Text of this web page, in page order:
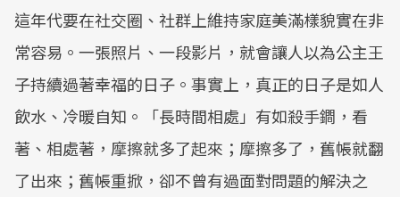
這年代要在社交圈、社群上維持家庭美滿樣貌實在非
常容易。一張照片、一段影片，就會讓人以為公主王
子持續過著幸福的日子。事實上，真正的日子是如人
飲水、冷暖自知。「長時間相處」有如殺手鐧，看
著、相處著，摩擦就多了起來；摩擦多了，舊帳就翻
了出來；舊帳重掀，卻不曾有過面對問題的解決之